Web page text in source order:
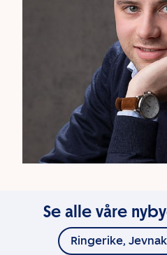
Se alle våre
Ringerike,